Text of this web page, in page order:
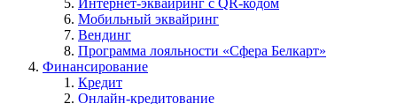
Интернет-эквайринг с QR-кодом
Мобильный эквайринг
Вендинг
Программа лояльности «Сфера Белкарт»
Финансирование
Кредит
Онлайн-кредитование